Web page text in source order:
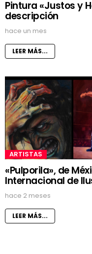
Pintura «Justos y
descripción
hace un mes
LEER MÁS...
ARTISTAS
«Pulporila», de
Internacional de
hace 2 meses
LEER MÁS...